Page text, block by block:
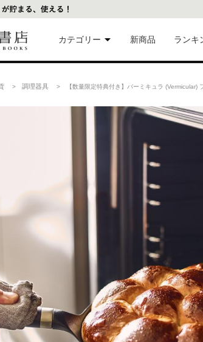
カテゴリー
美術品
家電
新商品 ランキ
> 調理器具 > 【数量限定特典付き】バーミキュラ (Vermicular)